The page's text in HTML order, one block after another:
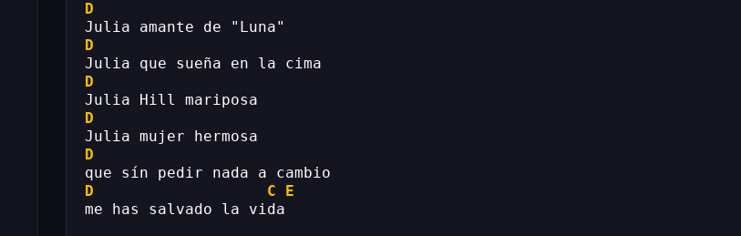
D
Julia amante de "Luna"
D
Julia que sueña en la cima
D
Julia Hill mariposa
D
Julia mujer hermosa
D
que sín pedir nada a cambio
D
C
E
me has salvado la vida